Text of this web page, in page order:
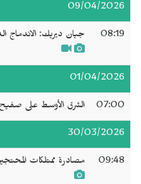
09/04/2026
08:19 جيان ديريك: الاندماج
01/04/2026
07:00 الشرق الأوسط على
30/03/2026
09:48 مصادرة ممتلكات